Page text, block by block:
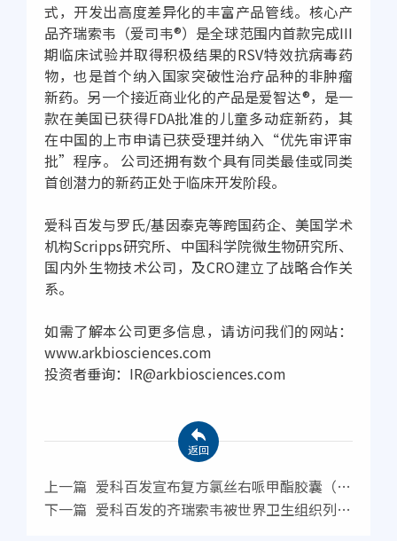
式，开发出高度差异化的丰富产品管线。核心产
品齐瑞索韦（爱司韦®）是全球范围内首款完成III
期临床试验并取得积极结果的RSV特效抗病毒药
物，也是首个纳入国家突破性治疗品种的非肿瘤
新药。另一个接近商业化的产品是爱智达®，是一
款在美国已获得FDA批准的儿童多动症新药，其
在中国的上市申请已获受理并纳入“优先审评审
批”程序。 公司还拥有数个具有同类最佳或同类
首创潜力的新药正处于临床开发阶段。
爱科百发与罗氏/基因泰克等跨国药企、美国学术
机构Scripps研究所、中国科学院微生物研究所、
国内外生物技术公司，及CRO建立了战略合作关
系。
如需了解本公司更多信息，请访问我们的网站：
www.arkbiosciences.com
投资者垂询：IR@arkbiosciences.com
上一篇 爱科百发宣布复方氯丝右哌甲酯胶囊（爱
智达®）在中国获批用于治疗注意缺陷多动障碍
下一篇 爱科百发的齐瑞索韦被世界卫生组织列入
返回